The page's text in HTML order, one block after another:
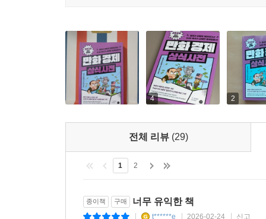
4 2
전체 리뷰 (29)
1 2
종이책 구매 너무 유익한 책
t******e 2026-02-24 신고